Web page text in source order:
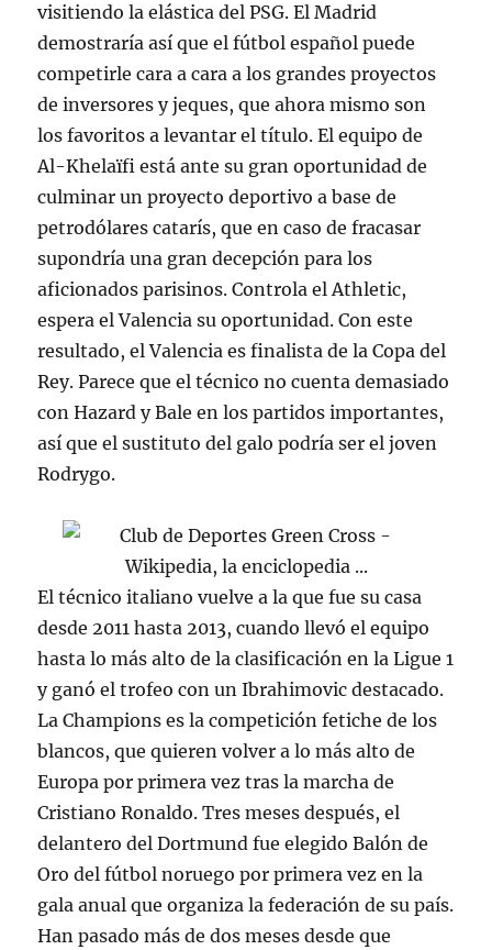
visitiendo la elástica del PSG. El Madrid
demostraría así que el fútbol español puede
competirle cara a cara a los grandes proyectos
de inversores y jeques, que ahora mismo son
los favoritos a levantar el título. El equipo de
Al-Khelaïfi está ante su gran oportunidad de
culminar un proyecto deportivo a base de
petrodólares catarís, que en caso de fracasar
supondría una gran decepción para los
aficionados parisinos. Controla el Athletic,
espera el Valencia su oportunidad. Con este
resultado, el Valencia es finalista de la Copa del
Rey. Parece que el técnico no cuenta demasiado
con Hazard y Bale en los partidos importantes,
así que el sustituto del galo podría ser el joven
Rodrygo.
El técnico italiano vuelve a la que fue su casa
desde 2011 hasta 2013, cuando llevó el equipo
hasta lo más alto de la clasificación en la Ligue 1
y ganó el trofeo con un Ibrahimovic destacado.
La Champions es la competición fetiche de los
blancos, que quieren volver a lo más alto de
Europa por primera vez tras la marcha de
Cristiano Ronaldo. Tres meses después, el
delantero del Dortmund fue elegido Balón de
Oro del fútbol noruego por primera vez en la
gala anual que organiza la federación de su país.
Han pasado más de dos meses desde que